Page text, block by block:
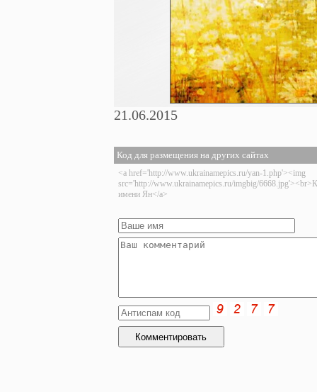
21.06.2015
Код для размещения на других сайтах
<a href='http://www.ukrainamepics.ru/yan-1.php'><img
src='http://www.ukrainamepics.ru/imgbig/
имени Ян</a>